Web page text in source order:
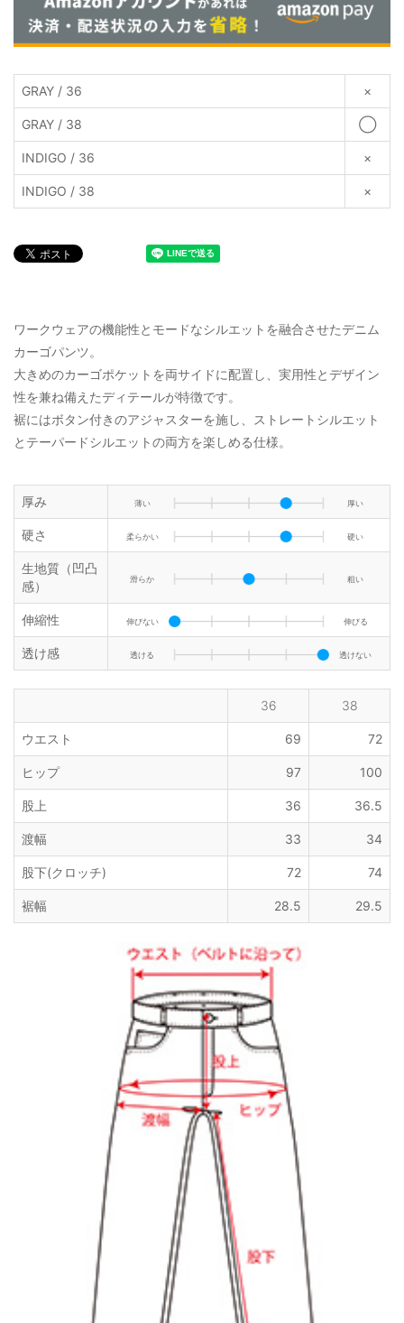
GRAY / 36 ×
GRAY / 38 ◯
INDIGO / 36 ×
INDIGO / 38 ×
ワークウェアの機能性とモードなシルエットを融合させたデニム
カーゴパンツ。
大きめのカーゴポケットを両サイドに配置し、実用性とデザイン
性を兼ね備えたディテールが特徴です。
裾にはボタン付きのアジャスターを施し、ストレートシルエット
とテーパードシルエットの両方を楽しめる仕様。
厚み 薄い 厚い
硬さ 柔らかい 硬い
生地質（凹凸
感）
滑らか 粗い
伸縮性 伸びない 伸びる
透け感 透ける 透けない
36 38
ウエスト 69 72
ヒップ 97 100
股上 36 36.5
渡幅 33 34
股下(クロッチ) 72 74
裾幅 28.5 29.5